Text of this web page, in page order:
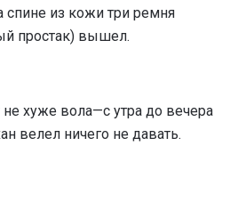
спине из кожи три ремня
простак) вышел.
хуже вола—с утра до вечера
велел ничего не давать.